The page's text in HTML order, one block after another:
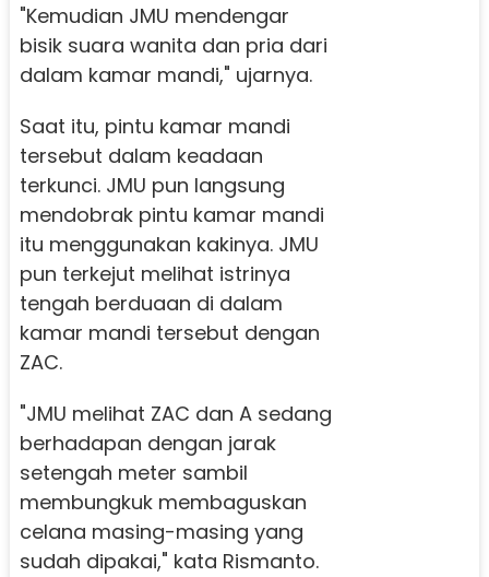
"Kemudian JMU mendengar
bisik suara wanita dan pria dari
dalam kamar mandi," ujarnya.
Saat itu, pintu kamar mandi
tersebut dalam keadaan
terkunci. JMU pun langsung
mendobrak pintu kamar mandi
itu menggunakan kakinya. JMU
pun terkejut melihat istrinya
tengah berduaan di dalam
kamar mandi tersebut dengan
ZAC.
"JMU melihat ZAC dan A sedang
berhadapan dengan jarak
setengah meter sambil
membungkuk membaguskan
celana masing-masing yang
sudah dipakai," kata Rismanto.